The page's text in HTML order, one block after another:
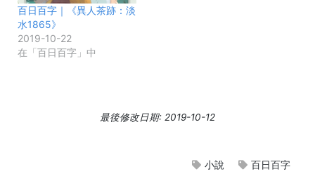
百日百字｜《異人茶跡：淡
水1865》
2019-10-22
在「百日百字」中
最後修改日期: 2019-10-12
小說 百日百字